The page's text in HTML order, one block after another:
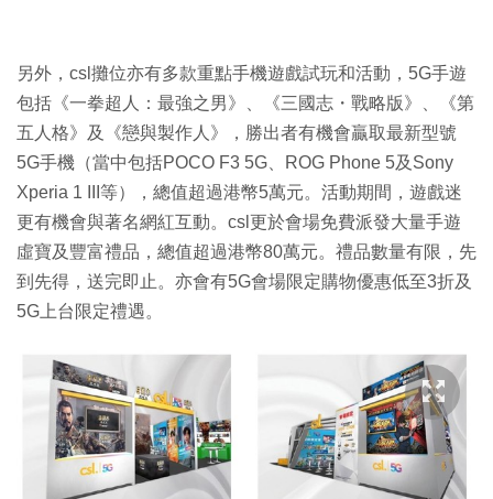
另外，csl攤位亦有多款重點手機遊戲試玩和活動，5G手遊
包括《一拳超人：最強之男》、《三國志・戰略版》、《第
五人格》及《戀與製作人》，勝出者有機會贏取最新型號
5G手機（當中包括POCO F3 5G、ROG Phone 5及Sony
Xperia 1 III等），總值超過港幣5萬元。活動期間，遊戲迷
更有機會與著名網紅互動。csl更於會場免費派發大量手遊
虛寶及豐富禮品，總值超過港幣80萬元。禮品數量有限，先
到先得，送完即止。亦會有5G會場限定購物優惠低至3折及
5G上台限定禮遇。